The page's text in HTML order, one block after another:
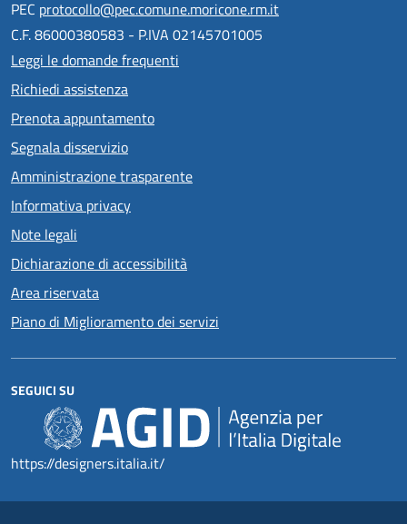
PEC protocollo@pec.comune.moricone.rm.it
C.F. 86000380583 - P.IVA 02145701005
Leggi le domande frequenti
Richiedi assistenza
Prenota appuntamento
Segnala disservizio
Amministrazione trasparente
Informativa privacy
Note legali
Dichiarazione di accessibilità
Area riservata
Piano di Miglioramento dei servizi
SEGUICI SU
https://designers.italia.it/